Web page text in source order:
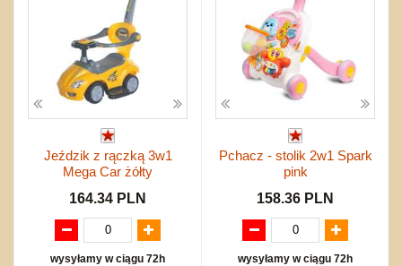
Jeździk z rączką 3w1
Mega Car żółty
164.34 PLN
wysyłamy w ciągu 72h
Pchacz - stolik 2w1 Spark
pink
158.36 PLN
wysyłamy w ciągu 72h